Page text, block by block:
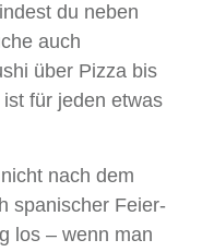
du neben
auch
über Pizza bis
für jeden etwas
nach dem
spanischer Feier-
los – wenn man